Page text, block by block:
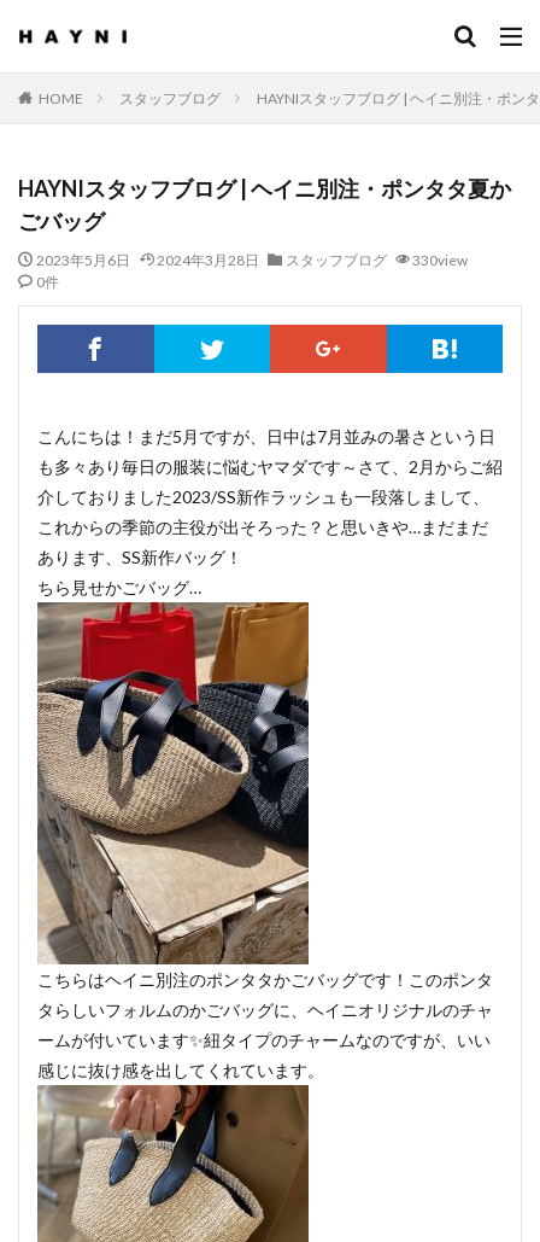
HOME スタッフブログ HAYNIスタッフブログ | ヘイニ別注・ポン
HAYNIスタッフブログ | ヘイニ別注・ポンタタ夏か
ごバッグ
2023年5月6日 2024年3月28日 スタッフブログ
330view
0件
こんにちは！まだ5月ですが、日中は7月並みの暑さという日
も多々あり毎日の服装に悩むヤマダです～さて、2月からご紹
介しておりました2023/SS新作ラッシュも一段落しまして、
これからの季節の主役が出そろった？と思いきや…まだまだ
あります、SS新作バッグ！
ちら見せかごバッグ…
こちらはヘイニ別注のポンタタかごバッグです！このポンタ
タらしいフォルムのかごバッグに、ヘイニオリジナルのチャ
ームが付いています✨紐タイプのチャームなのですが、いい
感じに抜け感を出してくれています。